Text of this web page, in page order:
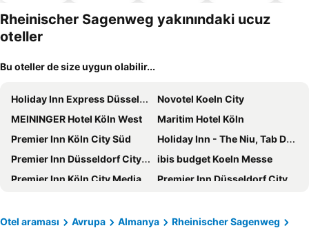
oteller
Rheinischer Sagenweg yakınındaki ucuz
oteller
Bu oteller de size uygun olabilir...
Holiday Inn Express Düsseldorf - Hauptbahnhof By Ihg
Novotel Koeln City
MEININGER Hotel Köln West
Maritim Hotel Köln
Premier Inn Köln City Süd
Holiday Inn - The Niu, Tab Dusseldorf Main Station By Ihg
Premier Inn Düsseldorf City Friedrichstadt
ibis budget Koeln Messe
Premier Inn Köln City Mediapark Hotel
Premier Inn Düsseldorf City Centre
carathotel Düsseldorf City
Garner Hotel Dusseldorf - Main Station By Ihg
Otel araması Avrupa Almanya
Rheinischer Sagenweg